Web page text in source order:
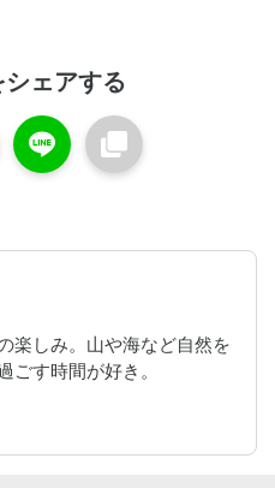
ェアする
楽しみ。山や海など自然を
ごす時間が好き。